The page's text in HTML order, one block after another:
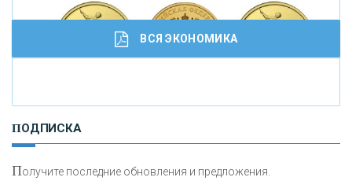
И
сохранения и увеличения капитала
ВСЯ ЭКОНОМИКА
ПОДПИСКА
Получите последние обновления и предложения.